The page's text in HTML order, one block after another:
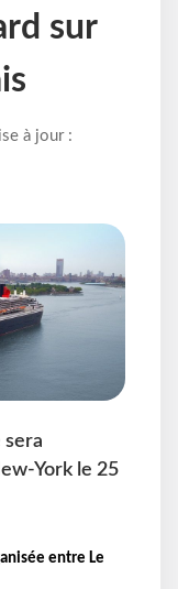
sur
à jour :
York le 25
entre Le